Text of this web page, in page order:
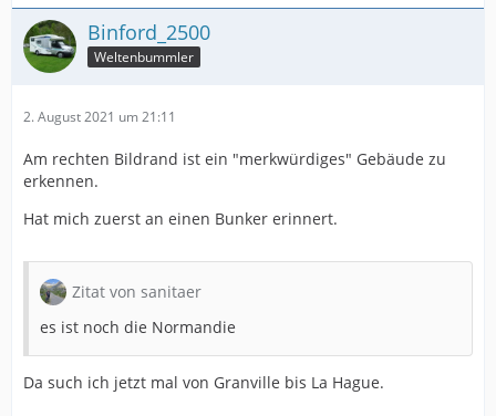
Binford_2500
Weltenbummler
2. August 2021 um 21:11
Am rechten Bildrand ist ein "merkwürdiges" Gebäude zu
erkennen.
Hat mich zuerst an einen Bunker erinnert.
Zitat von sanitaer
es ist noch die Normandie
Da such ich jetzt mal von Granville bis La Hague.